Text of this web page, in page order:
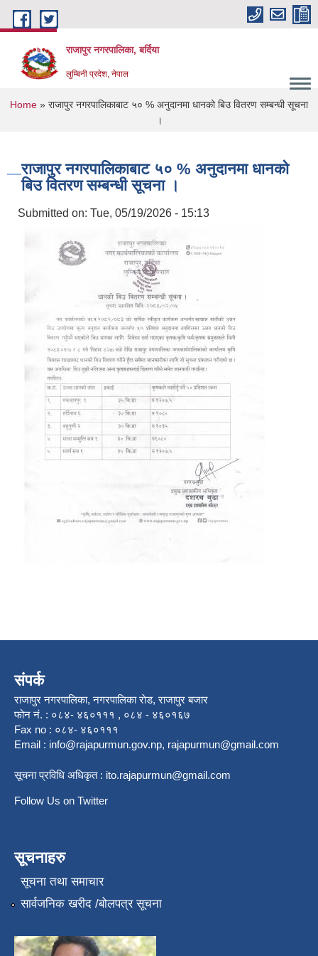
Skip to main content
राजापुर नगरपालिका, बर्दिया
लुम्बिनी प्रदेश, नेपाल
You are here
Home » राजापुर नगरपालिकाबाट ५० % अनुदानमा धानको बिउ वितरण सम्बन्धी सूचना
।
राजापुर नगरपालिकाबाट ५० % अनुदानमा धानको
बिउ वितरण सम्बन्धी सूचना ।
Submitted on: Tue, 05/19/2026 - 15:13
संपर्क
राजापुर नगरपालिका, नगरपालिका राेड, राजापुर बजार
फोन नं. : ०८४- ४६०१११ , ०८४ - ४६०१६७
Fax no : ०८४- ४६०१११
Email : info@rajapurmun.gov.np, rajapurmun@gmail.com
सूचना प्रविधि अधिकृत : ito.rajapurmun@gmail.com
Follow Us on Twitter
सूचनाहरु
सूचना तथा समाचार
सार्वजनिक खरीद /बोलपत्र सूचना